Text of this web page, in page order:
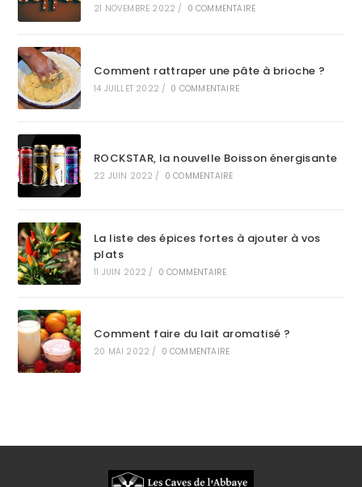
21 NOVEMBRE 2022 / 0 COMMENTAIRE
Comment rattraper une pâte à brioche ?
14 JUILLET 2022 / 0 COMMENTAIRE
ROCKSTAR, la nouvelle Boisson énergisante
22 JUIN 2022 / 0 COMMENTAIRE
La liste des épices fortes à ajouter à vos
plats
11 JUIN 2022 / 0 COMMENTAIRE
Comment faire du lait aromatisé ?
20 MAI 2022 / 0 COMMENTAIRE